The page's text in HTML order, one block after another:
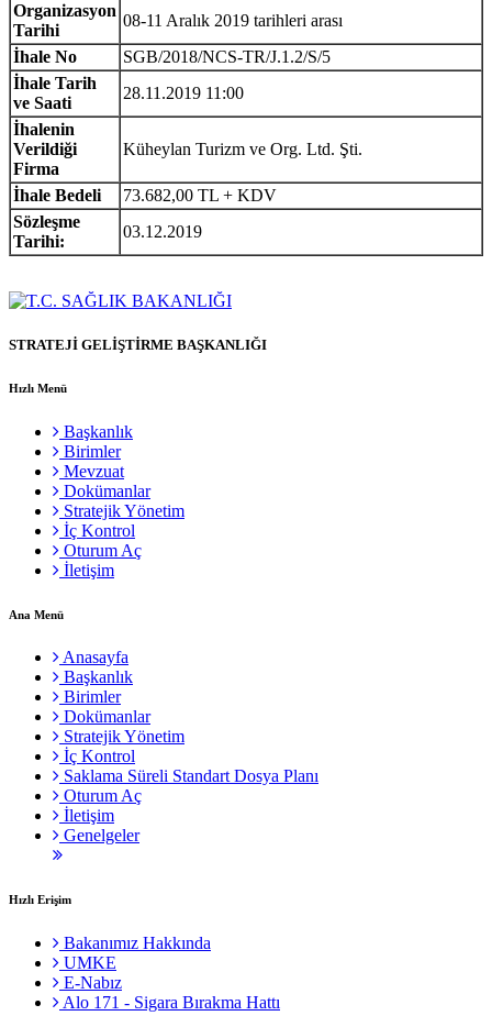
Organizasyon
Tarihi
08-11 Aralık 2019 tarihleri arası
İhale No
SGB/2018/NCS-TR/J.1.2/S/5
İhale Tarih
ve Saati
28.11.2019 11:00
İhalenin
Verildiği
Firma
Küheylan Turizm ve Org. Ltd. Şti.
İhale Bedeli
73.682,00 TL + KDV
Sözleşme
Tarihi:
03.12.2019
STRATEJİ GELİŞTİRME BAŞKANLIĞI
Hızlı Menü
Başkanlık
Birimler
Mevzuat
Dokümanlar
Stratejik Yönetim
İç Kontrol
Oturum Aç
İletişim
Ana Menü
Anasayfa
Başkanlık
Birimler
Dokümanlar
Stratejik Yönetim
İç Kontrol
Saklama Süreli Standart Dosya Planı
Oturum Aç
İletişim
Genelgeler
Hızlı Erişim
Bakanımız Hakkında
UMKE
E-Nabız
Alo 171 - Sigara Bırakma Hattı